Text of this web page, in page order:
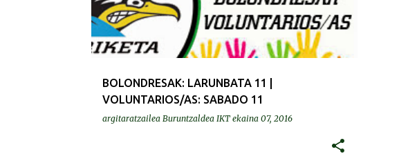
BOLONDRESAK: LARUNBATA 11 |
VOLUNTARIOS/AS: SABADO 11
argitaratzailea Buruntzaldea IKT ekaina 07, 2016